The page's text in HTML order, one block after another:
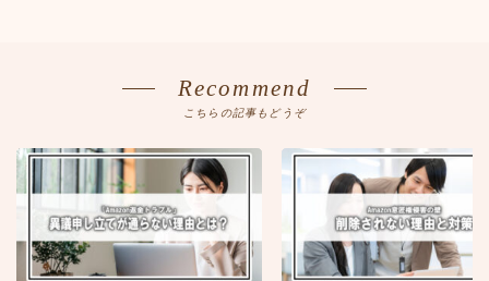
Recommend
こちらの記事もどうぞ